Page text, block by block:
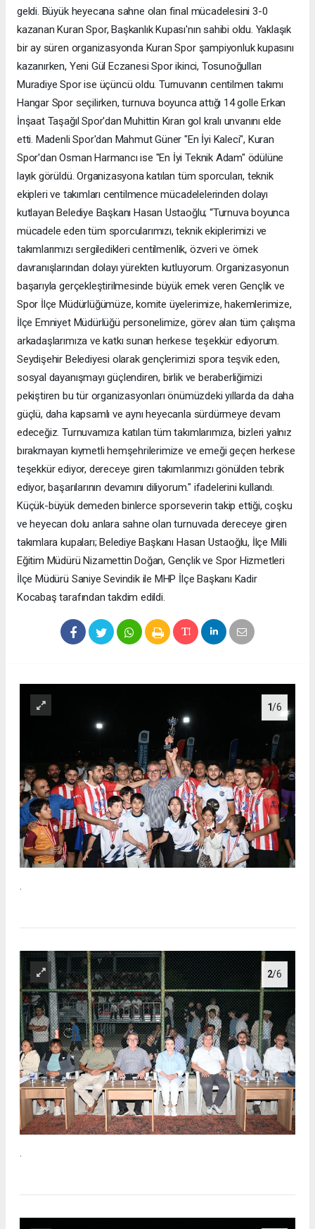
geldi. Büyük heyecana sahne olan final mücadelesini 3-0
kazanan Kuran Spor, Başkanlık Kupası'nın sahibi oldu. Yaklaşık
bir ay süren organizasyonda Kuran Spor şampiyonluk kupasını
kazanırken, Yeni Gül Eczanesi Spor ikinci, Tosunoğulları
Muradiye Spor ise üçüncü oldu. Turnuvanın centilmen takımı
Hangar Spor seçilirken, turnuva boyunca attığı 14 golle Erkan
İnşaat Taşağıl Spor'dan Muhittin Kıran gol kralı unvanını elde
etti. Madenli Spor'dan Mahmut Güner "En İyi Kaleci", Kuran
Spor'dan Osman Harmancı ise "En İyi Teknik Adam" ödülüne
layık görüldü. Organizasyona katılan tüm sporcuları, teknik
ekipleri ve takımları centilmence mücadelelerinden dolayı
kutlayan Belediye Başkanı Hasan Ustaoğlu; “Turnuva boyunca
mücadele eden tüm sporcularımızı, teknik ekiplerimizi ve
takımlarımızı sergiledikleri centilmenlik, özveri ve örnek
davranışlarından dolayı yürekten kutluyorum. Organizasyonun
başarıyla gerçekleştirilmesinde büyük emek veren Gençlik ve
Spor İlçe Müdürlüğümüze, komite üyelerimize, hakemlerimize,
İlçe Emniyet Müdürlüğü personelimize, görev alan tüm çalışma
arkadaşlarımıza ve katkı sunan herkese teşekkür ediyorum.
Seydişehir Belediyesi olarak gençlerimizi spora teşvik eden,
sosyal dayanışmayı güçlendiren, birlik ve beraberliğimizi
pekiştiren bu tür organizasyonları önümüzdeki yıllarda da daha
güçlü, daha kapsamlı ve aynı heyecanla sürdürmeye devam
edeceğiz. Turnuvamıza katılan tüm takımlarımıza, bizleri yalnız
bırakmayan kıymetli hemşehrilerimize ve emeği geçen herkese
teşekkür ediyor, dereceye giren takımlarımızı gönülden tebrik
ediyor, başarılarının devamını diliyorum." ifadelerini kullandı.
Küçük-büyük demeden binlerce sporseverin takip ettiği, coşku
ve heyecan dolu anlara sahne olan turnuvada dereceye giren
takımlara kupaları; Belediye Başkanı Hasan Ustaoğlu, İlçe Milli
Eğitim Müdürü Nizamettin Doğan, Gençlik ve Spor Hizmetleri
İlçe Müdürü Saniye Sevindik ile MHP İlçe Başkanı Kadir
Kocabaş tarafından takdim edildi.
1/6
2/6